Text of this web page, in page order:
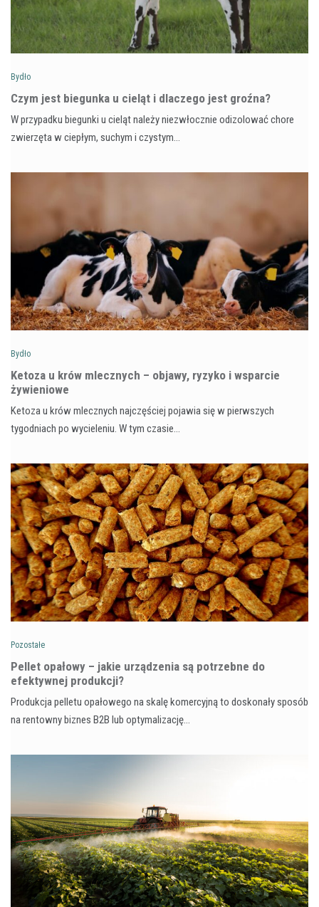
Bydło
Czym jest biegunka u cieląt i dlaczego jest groźna?
W przypadku biegunki u cieląt należy niezwłocznie odizolować chore
zwierzęta w ciepłym, suchym i czystym…
Bydło
Ketoza u krów mlecznych – objawy, ryzyko i wsparcie
żywieniowe
Ketoza u krów mlecznych najczęściej pojawia się w pierwszych
tygodniach po wycieleniu. W tym czasie…
Pozostałe
Pellet opałowy – jakie urządzenia są potrzebne do
efektywnej produkcji?
Produkcja pelletu opałowego na skalę komercyjną to doskonały sposób
na rentowny biznes B2B lub optymalizację…